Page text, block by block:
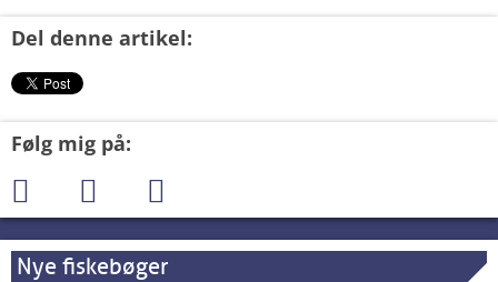
Del denne artikel:
Følg mig på:
Nye fiskebøger